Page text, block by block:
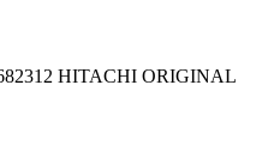
HITACHI ORIGINAL